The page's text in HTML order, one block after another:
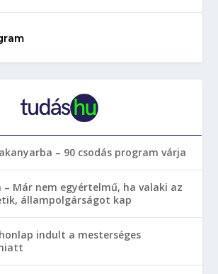
– 90 csodás program várja
Már nem egyértelmű, ha valaki az
állampolgárságot kap
indult a mesterséges